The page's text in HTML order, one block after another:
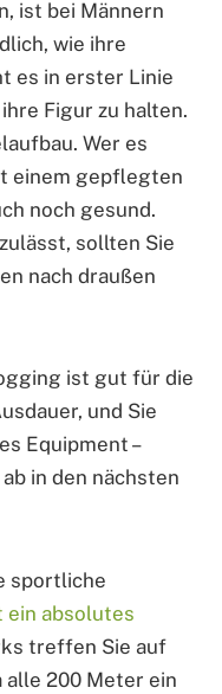
ist bei Männern
wie ihre
es in erster Linie
Figur zu halten.
Wer es
einem gepflegten
noch gesund.
sollten Sie
nach draußen
ist gut für die
und Sie
Equipment –
in den nächsten
sportliche
ein absolutes
treffen Sie auf
alle 200 Meter ein